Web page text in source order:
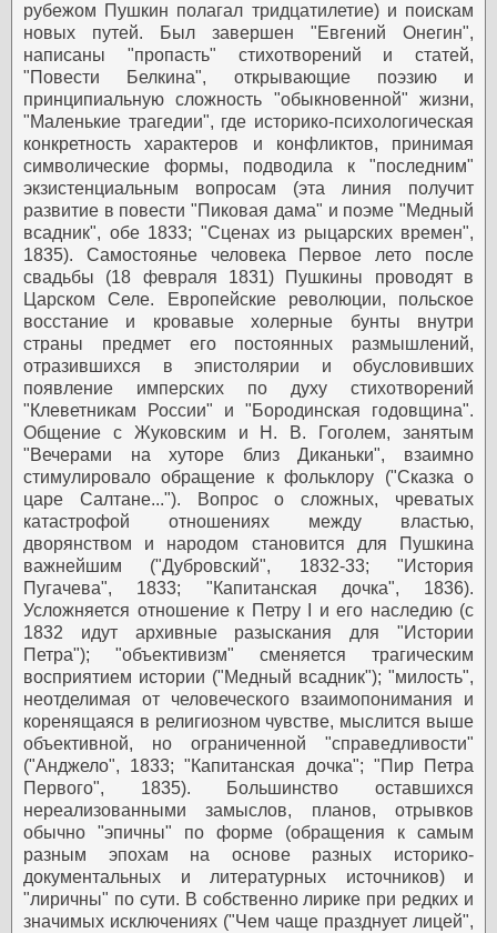
рубежом Пушкин полагал тридцатилетие) и поискам
новых путей. Был завершен "Евгений Онегин",
написаны "пропасть" стихотворений и статей,
"Повести Белкина", открывающие поэзию и
принципиальную сложность "обыкновенной" жизни,
"Маленькие трагедии", где историко-психологическая
конкретность характеров и конфликтов, принимая
символические формы, подводила к "последним"
экзистенциальным вопросам (эта линия получит
развитие в повести "Пиковая дама" и поэме "Медный
всадник", обе 1833; "Сценах из рыцарских времен",
1835).
Самостоянье человека
Первое лето после
свадьбы (18 февраля 1831) Пушкины проводят в
Царском Селе. Европейские революции, польское
восстание и кровавые холерные бунты внутри
страны предмет его постоянных размышлений,
отразившихся в эпистолярии и обусловивших
появление имперских по духу стихотворений
"Клеветникам России" и "Бородинская годовщина".
Общение с Жуковским и Н. В. Гоголем, занятым
"Вечерами на хуторе близ Диканьки", взаимно
стимулировало обращение к фольклору ("Сказка о
царе Салтане..."). Вопрос о сложных, чреватых
катастрофой отношениях между властью,
дворянством и народом становится для Пушкина
важнейшим ("Дубровский", 1832-33; "История
Пугачева", 1833; "Капитанская дочка", 1836).
Усложняется отношение к Петру I и его наследию (с
1832 идут архивные разыскания для "Истории
Петра"); "объективизм" сменяется трагическим
восприятием истории ("Медный всадник"); "милость",
неотделимая от человеческого взаимопонимания и
коренящаяся в религиозном чувстве, мыслится выше
объективной, но ограниченной "справедливости"
("Анджело", 1833; "Капитанская дочка"; "Пир Петра
Первого", 1835). Большинство оставшихся
нереализованными замыслов, планов, отрывков
обычно "эпичны" по форме (обращения к самым
разным эпохам на основе разных историко-
документальных и литературных источников) и
"лиричны" по сути. В собственно лирике при редких и
значимых исключениях ("Чем чаще празднует лицей",